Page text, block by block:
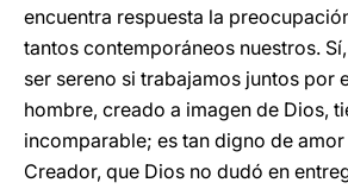
encuentra respuesta la
tantos contemporáneos nuestros.
ser sereno si trabajamos juntos por
hombre, creado a imagen de Dios,
incomparable; es tan digno de
Creador, que Dios no dudó en